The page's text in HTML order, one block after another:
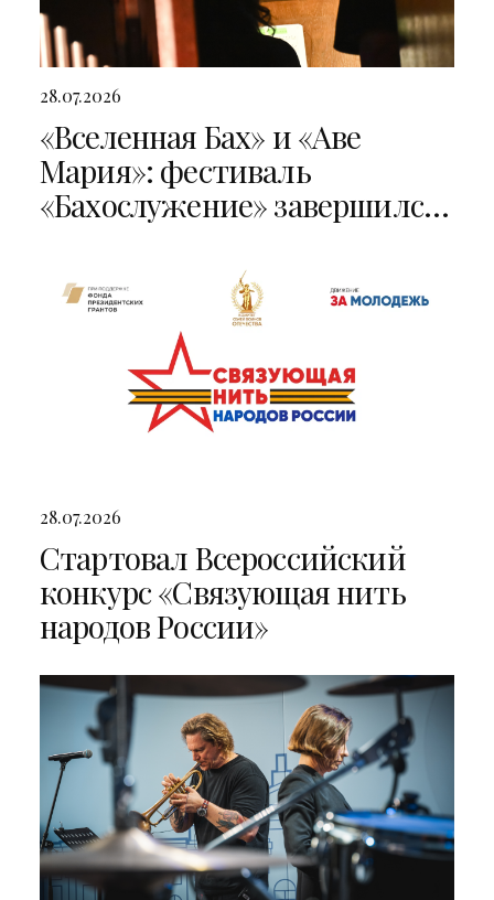
28.07.2026
«Вселенная Бах» и «Аве
Мария»: фестиваль
«Бахослужение» завершился
28.07.2026
Стартовал Всероссийский
конкурс «Связующая нить
народов России»